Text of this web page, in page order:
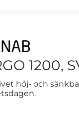
1200,
höj- och
handla: